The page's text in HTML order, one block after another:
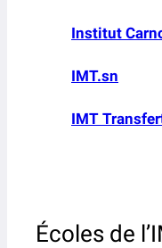
Institut
IMT.sn
IMT
Écoles de